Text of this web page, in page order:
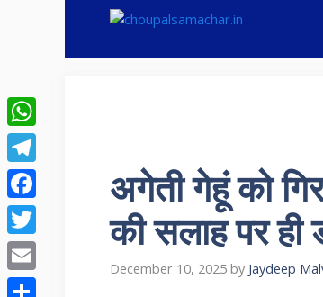
अगेती गेहूं को
की सलाह पर ही
December 10, 2025 by Jaydeep
WhatsApp
Telegram
Facebook
Twitter
Email